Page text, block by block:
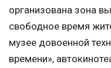
организована зона
свободное время
музее довоенной
времени»,